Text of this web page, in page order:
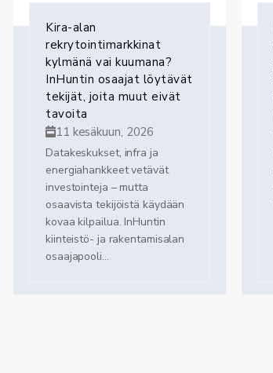
Kira-alan
rekrytointimarkkinat
kylmänä vai kuumana?
InHuntin osaajat löytävät
tekijät, joita muut eivät
tavoita
11 kesäkuun, 2026
Datakeskukset, infra ja
energiahankkeet vetävät
investointeja – mutta
osaavista tekijöistä käydään
kovaa kilpailua. InHuntin
kiinteistö- ja rakentamisalan
osaajapooli...